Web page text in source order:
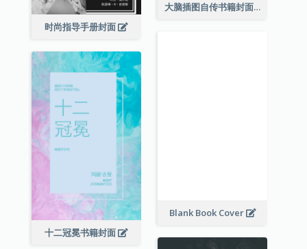
大脑插图自传书籍封面
时尚指导手册封面
Blank Book Cover
十二冠冕书籍封面